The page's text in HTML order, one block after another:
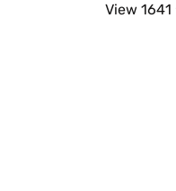
View 1641